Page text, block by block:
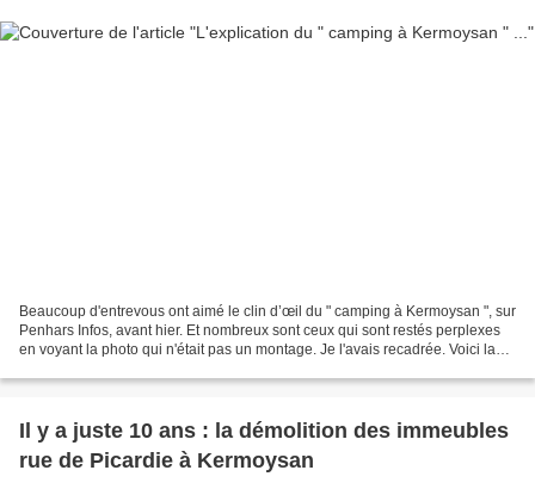
Beaucoup d'entrevous ont aimé le clin d’œil du " camping à Kermoysan ", sur
Penhars Infos, avant hier. Et nombreux sont ceux qui sont restés perplexes
en voyant la photo qui n'était pas un montage. Je l'avais recadrée. Voici la
Il y a juste 10 ans : la démolition des immeubles
rue de Picardie à Kermoysan